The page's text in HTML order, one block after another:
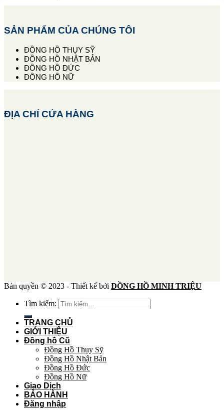
SẢN PHẨM CỦA CHÚNG TÔI
ĐỒNG HỒ THỤY SỸ
ĐỒNG HỒ NHẬT BẢN
ĐỒNG HỒ ĐỨC
ĐỒNG HỒ NỮ
ĐỊA CHỈ CỬA HÀNG
Bản quyền © 2023 - Thiết kế bởi ĐỒNG HỒ MINH TRIỆU
Tìm kiếm:
TRANG CHỦ
GIỚI THIỆU
Đồng hồ Cũ
Đồng Hồ Thụy Sỹ
Đồng Hồ Nhật Bản
Đồng Hồ Đức
Đồng Hồ Nữ
Giao Dịch
BẢO HÀNH
Đăng nhập